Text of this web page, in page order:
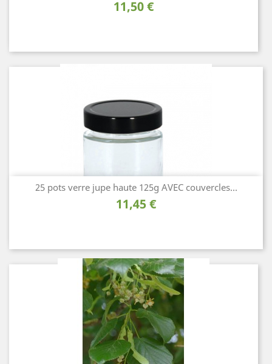
Prix
11,50 €
25 pots verre jupe haute 125g AVEC couvercles...
Prix
11,45 €